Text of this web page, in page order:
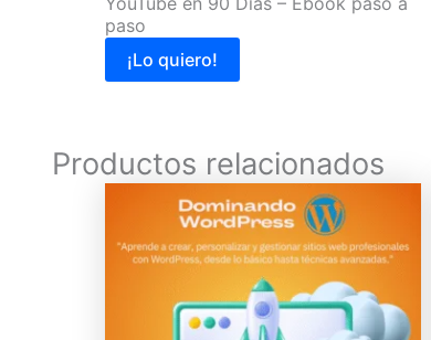
paso
¡Lo quiero!
Productos relacionados